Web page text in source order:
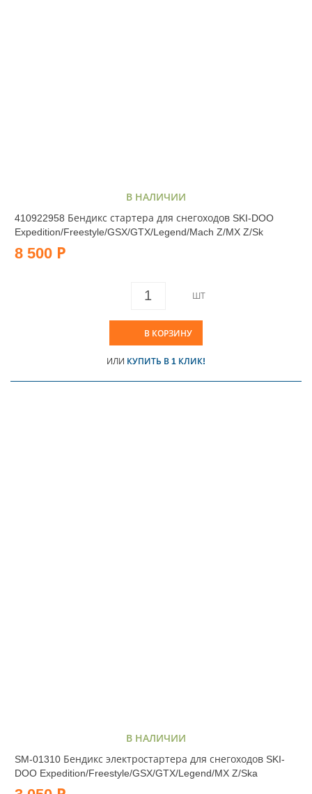
В НАЛИЧИИ
410922958 Бендикс стартера для снегоходов SKI-DOO
Expedition/Freestyle/GSX/GTX/Legend/Mach Z/MX Z/Sk
8 500 Р
ШТ
В КОРЗИНУ
ИЛИ КУПИТЬ В 1 КЛИК!
В НАЛИЧИИ
SM-01310 Бендикс электростартера для снегоходов SKI-
DOO Expedition/Freestyle/GSX/GTX/Legend/MX Z/Ska